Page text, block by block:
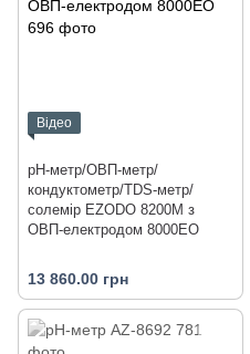
Відео
pH-метр/ОВП-метр/
кондуктометр/TDS-метр/
солемір EZODO 8200M з
ОВП-електродом 8000EO
13 860.00 грн